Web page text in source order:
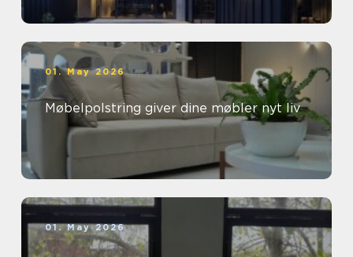
01. May 2026
Møbelpolstring giver dine møbler nyt liv
01. May 2026